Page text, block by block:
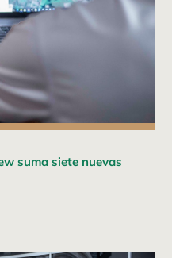
suma siete nuevas